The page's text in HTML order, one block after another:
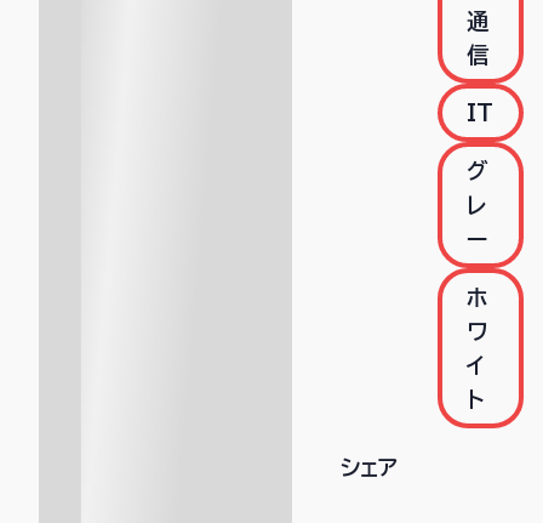
通
信
IT
グ
レ
ー
ホ
ワ
イ
ト
シェア